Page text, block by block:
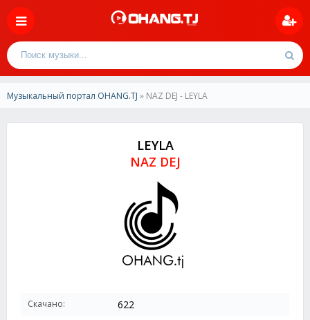
Музыкальный портал OHANG.TJ » NAZ DEJ - LEYLA
LEYLA
NAZ DEJ
Скачано: 622